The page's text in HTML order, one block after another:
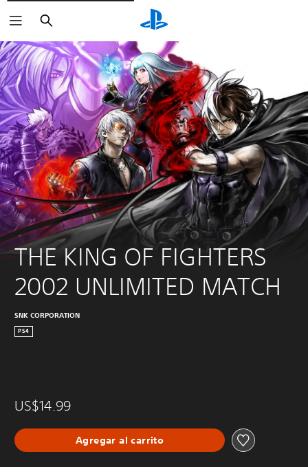
Buscar
THE KING OF FIGHTERS
2002 UNLIMITED MATCH
SNK CORPORATION
PS4
US$14.99
Agregar al carrito